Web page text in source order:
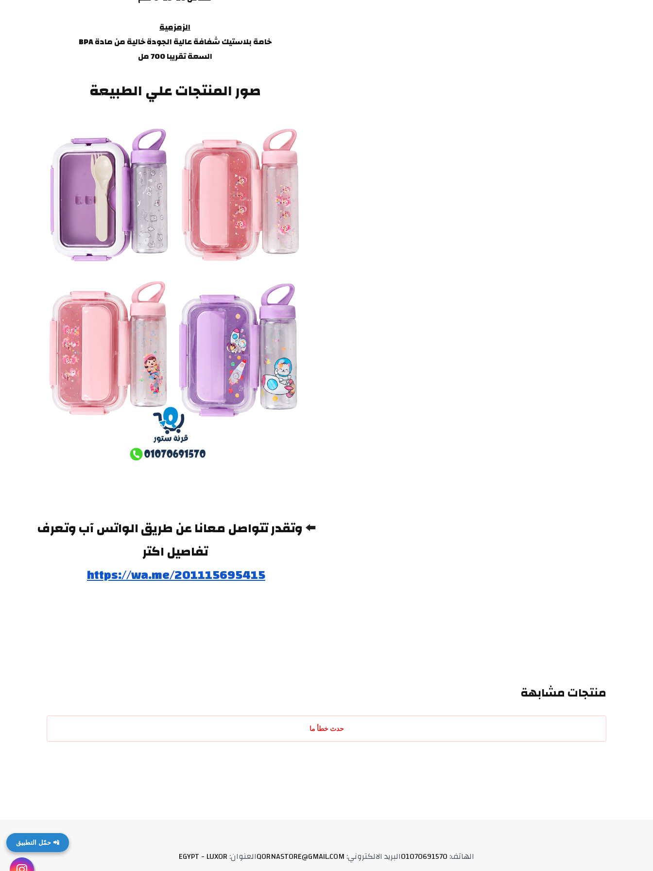
📲 حمّل التطبيق
الزمزمية
خامة بلاستيك شفافة عالية الجودة خالية من مادة BPA
السعة تقريبا 700 مل
صور المنتجات علي الطبيعة
⬅️
تفاصيل اكتر
https://wa.me/201115695415
منتجات مشابهة
حدث خطأ ما
الهاتف:
01070691570البريد الالكتروني:
QORNASTORE@GMAIL.COMالعنوان:
EGYPT - LUXOR